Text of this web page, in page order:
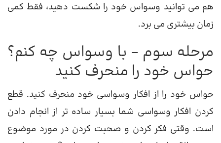
هم می توانید وسواس خود را شکست دهید، فقط کمی
زمان بیشتری می برد.
مرحله سوم – با وسواس چه کنم؟
حواس خود را منحرف کنید
حواس خود را از افکار وسواسی خود منحرف کنید. قطع
کردن افکار وسواسی شما بسیار ساده تر از انجام دادن
است. وقتی فکر کردن و صحبت کردن در مورد موضوع